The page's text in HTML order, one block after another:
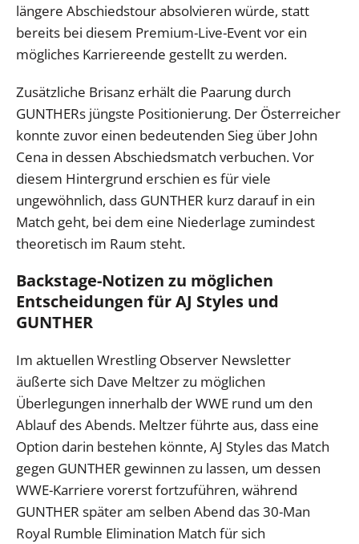
längere Abschiedstour absolvieren würde, statt
bereits bei diesem Premium-Live-Event vor ein
mögliches Karriereende gestellt zu werden.
Zusätzliche Brisanz erhält die Paarung durch
GUNTHERs jüngste Positionierung. Der Österreicher
konnte zuvor einen bedeutenden Sieg über John
Cena in dessen Abschiedsmatch verbuchen. Vor
diesem Hintergrund erschien es für viele
ungewöhnlich, dass GUNTHER kurz darauf in ein
Match geht, bei dem eine Niederlage zumindest
theoretisch im Raum steht.
Backstage-Notizen zu möglichen
Entscheidungen für AJ Styles und
GUNTHER
Im aktuellen Wrestling Observer Newsletter
äußerte sich Dave Meltzer zu möglichen
Überlegungen innerhalb der WWE rund um den
Ablauf des Abends. Meltzer führte aus, dass eine
Option darin bestehen könnte, AJ Styles das Match
gegen GUNTHER gewinnen zu lassen, um dessen
WWE-Karriere vorerst fortzuführen, während
GUNTHER später am selben Abend das 30-Man
Royal Rumble Elimination Match für sich